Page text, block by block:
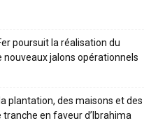
poursuit la réalisation du
jalons opérationnels
plantation, des maisons et des
en faveur d’Ibrahima